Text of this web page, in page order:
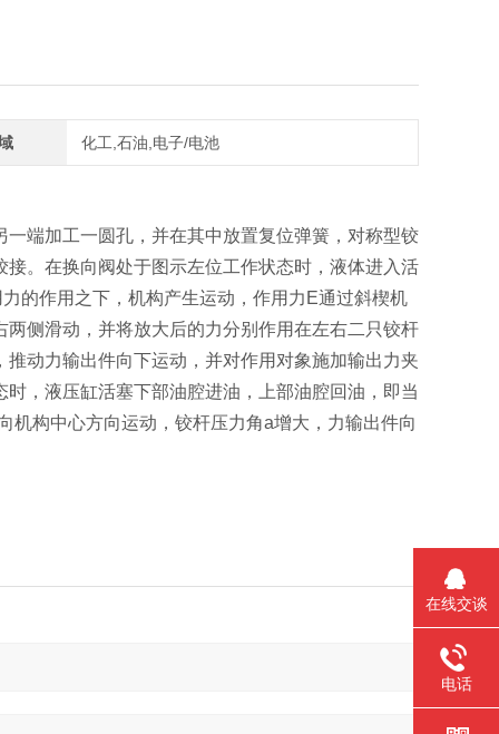
化工,石油,电子/电池
端加工一圆孔，并在其中放置复位弹簧，对称型铰
。在换向阀处于图示左位工作状态时，液体进入活
的作用之下，机构产生运动，作用力E通过斜楔机
侧滑动，并将放大后的力分别作用在左右二只铰杆
动力输出件向下运动，并对作用对象施加输出力夹
，液压缸活塞下部油腔进油，上部油腔回油，即当
机构中心方向运动，铰杆压力角a增大，力输出件向
在线交谈
电话